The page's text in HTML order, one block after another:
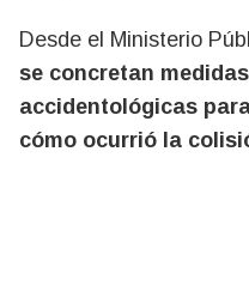
Desde el Ministerio
se concretan
accidentológicas
cómo ocurrió la